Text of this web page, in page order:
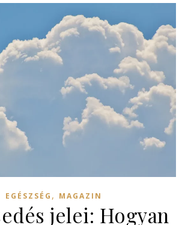
EGÉSZSÉG , MAGAZIN
jelei: Hogyan